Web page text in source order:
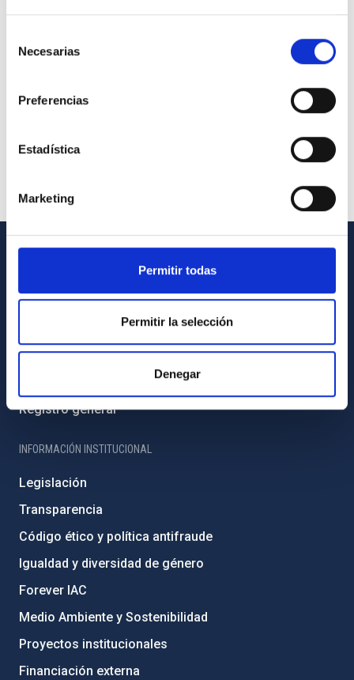
Necesarias
Preferencias
Estadística
Marketing
Permitir todas
Permitir la selección
Denegar
Contacto
Cómo llegar al IAC
Directorio de personal
Registro general
INFORMACIÓN INSTITUCIONAL
Legislación
Transparencia
Código ético y política antifraude
Igualdad y diversidad de género
Forever IAC
Medio Ambiente y Sostenibilidad
Proyectos institucionales
Financiación externa